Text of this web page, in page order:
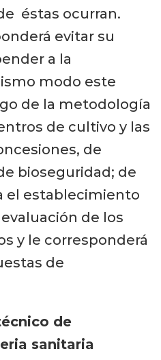
éstas ocurran.
evitar su
a la
modo este
de la metodología
de cultivo y las
de
bioseguridad; de
el establecimiento
de los
y le corresponderá
de
de
sanitaria